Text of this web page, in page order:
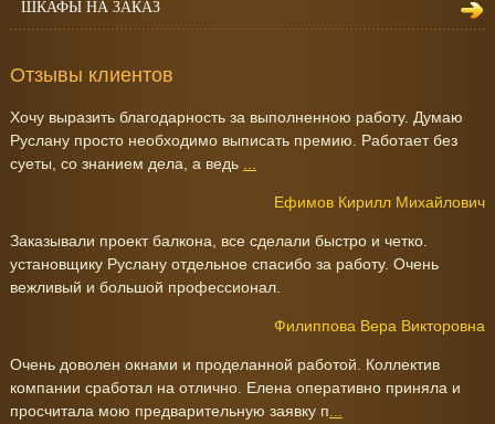
ШКАФЫ НА ЗАКАЗ
Отзывы клиентов
Хочу выразить благодарность за выполненною работу. Думаю
Руслану просто необходимо выписать премию. Работает без
суеты, со знанием дела, а ведь
Ефимов Кирилл Михайлович
Заказывали проект балкона, все сделали быстро и четко.
установщику Руслану отдельное спасибо за работу. Очень
вежливый и большой профессионал.
Филиппова Вера Викторовна
Очень доволен окнами и проделанной работой. Коллектив
компании сработал на отлично. Елена оперативно приняла и
просчитала мою предварительную заявку п